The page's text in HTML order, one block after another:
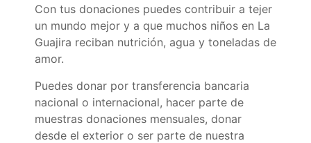
Con tus donaciones puedes contribuir a tejer
un mundo mejor y a que muchos niños en La
Guajira reciban nutrición, agua y toneladas de
amor.
Puedes donar por transferencia bancaria
nacional o internacional, hacer parte de
muestras donaciones mensuales, donar
desde el exterior o ser parte de nuestra